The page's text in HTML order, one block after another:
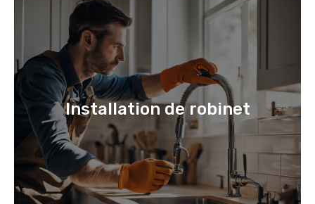
Installation de robinet